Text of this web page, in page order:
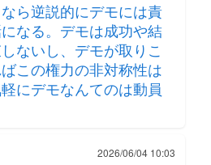
ら逆説的にデモには責
なる。デモは成功や結
ないし、デモが取りこ
この権力の非対称性は
にデモなんてのは動員
2026/06/04 10:03